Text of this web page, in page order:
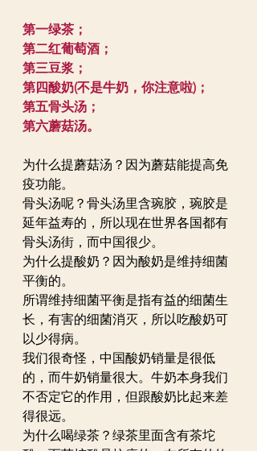
第一绿茶；
第二红葡萄酒；
第三豆浆；
第四酸奶(不是牛奶，你注意啦)；
第五骨头汤；
第六蘑菇汤。
为什么提蘑菇汤？因为蘑菇能提高免
疫功能。
骨头汤呢？骨头汤里含琬胶，琬胶是
延年益寿的，所以现在世界各国都有
骨头汤街，而中国很少。
为什么提酸奶？因为酸奶是维持细菌
平衡的。
所谓维持细菌平衡是指有益的细菌生
长，有害的细菌消灭，所以吃酸奶可
以少得病。
我们很奇怪，中国酸奶销量是很低
的，而牛奶销量很大。牛奶本身我们
不否定它的作用，但跟酸奶比起来差
得很远。
为什么喝绿茶？绿茶里面含有茶坨